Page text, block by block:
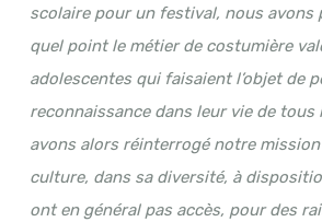
scolaire pour un festival, nous avons
quel point le métier de costumière
adolescentes qui faisaient l’objet de
reconnaissance dans leur vie de tous
avons alors réinterrogé notre
culture, dans sa diversité, à
ont en général pas accès, pour des